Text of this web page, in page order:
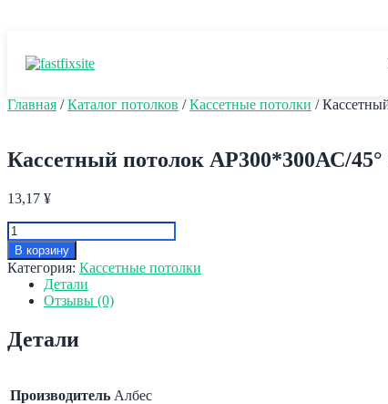
Главная /Каталог потолков /Кассетные потолки /
Кассетный потолок AP300*300АС/
13,17 ¥
Количество
товара
Кассетный
потолок
AP300*300АС/45°
белый
А902
Эконом
В корзину
Категория: Кассетные потолки
Детали
Отзывы (0)
Детали
Производитель Албес